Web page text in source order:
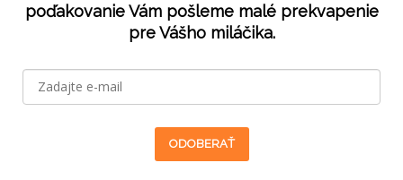
poďakovanie Vám pošleme malé prekvapenie
pre Vášho miláčika.
ODOBERAŤ